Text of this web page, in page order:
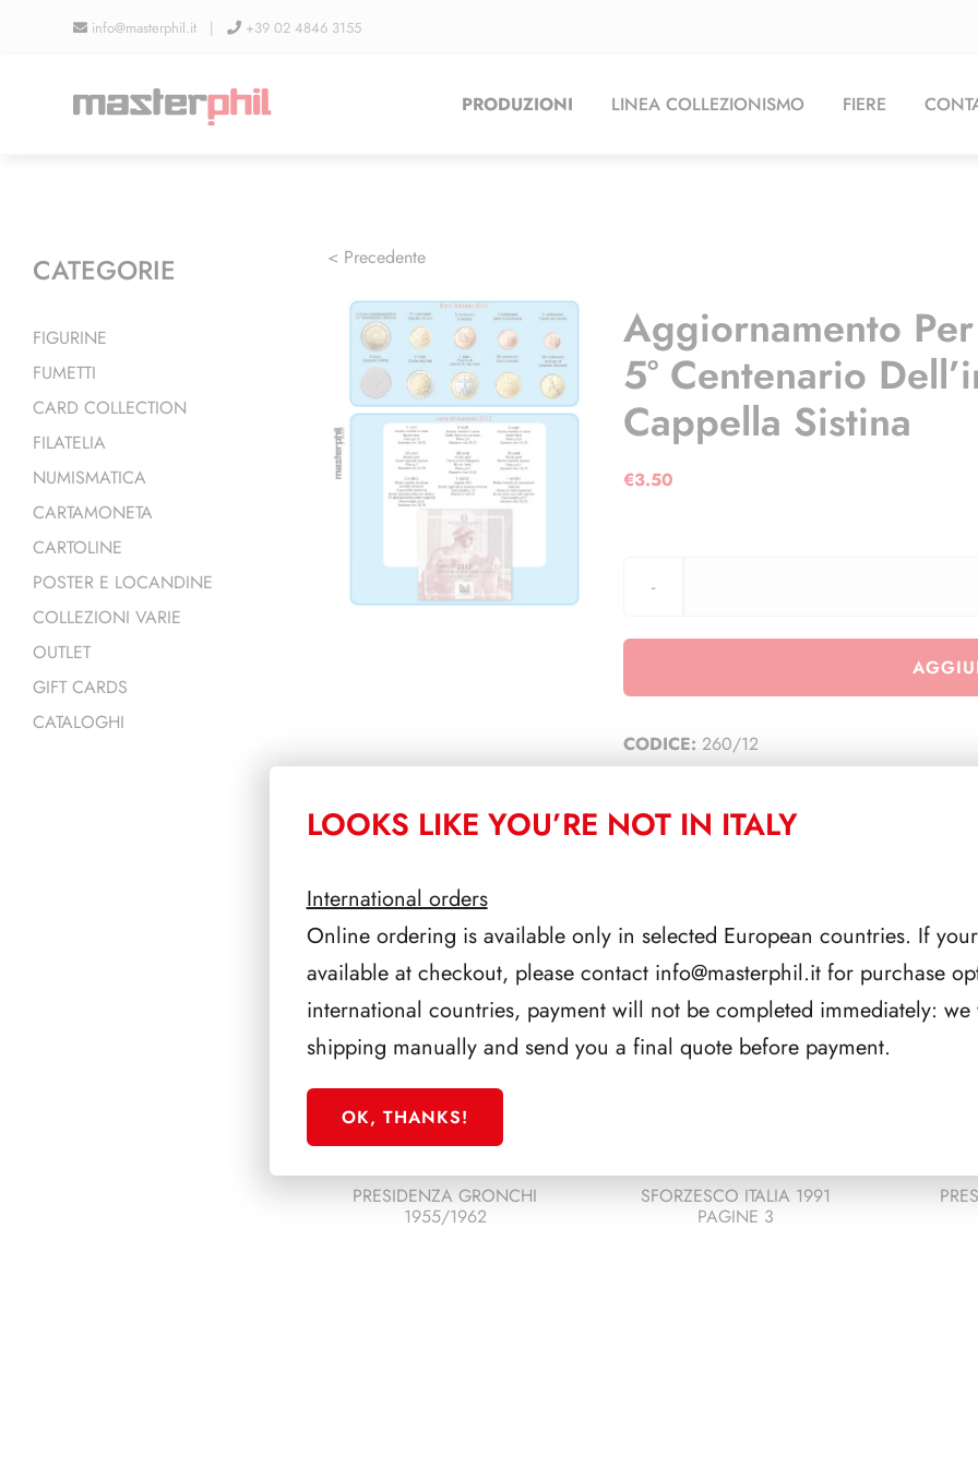
info@masterphil.it | +39 02 4846 3155
PRODUZIONI LINEA COLLEZIONISMO FIERE
< Precedente
Aggiornamento
5° Centenario
Cappella Sistina
€3.50
CODICE: 260/12
CATEGORIA:TUTTI
PRODOTTI CORRELATI
PRESIDENZA GRONCHI
1955/1962
SFORZESCO ITALIA 1991
PAGINE 3
CATEGORIE
FIGURINE
FUMETTI
CARD COLLECTION
FILATELIA
NUMISMATICA
CARTAMONETA
CARTOLINE
POSTER E LOCANDINE
COLLEZIONI VARIE
OUTLET
GIFT CARDS
CATALOGHI
LOOKS LIKE YOU’RE NOT IN ITALY
International orders
Online ordering is available only in selected European countries. If
available at checkout, please contact info@masterphil.itfor purchase
international countries, payment will not be completed immediately:
shipping manually and send you a final quote before payment.
OK, THANKS!